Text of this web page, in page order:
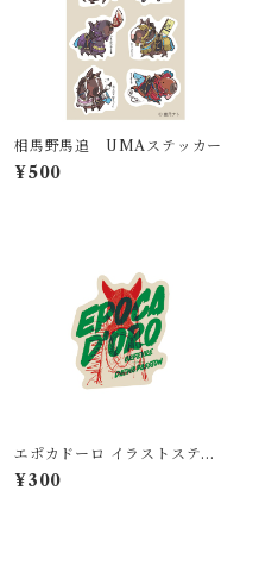
相馬野馬追 UMAステッカー
¥500
エポカドーロ イラストステッ
カー
¥300